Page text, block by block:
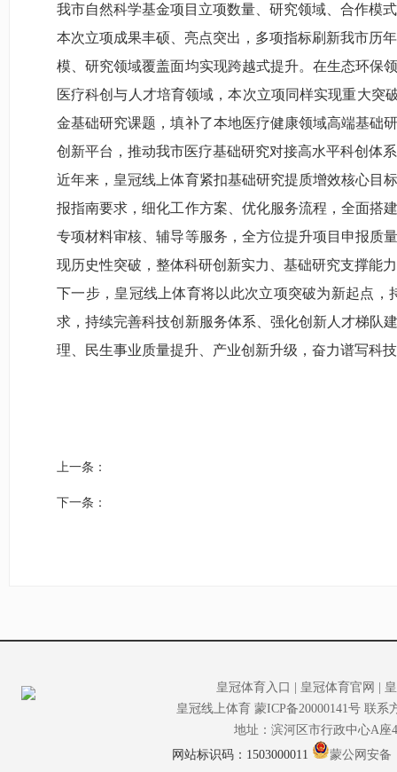
我市自然科学基金项目立项数量、研究领域、合作模
本次立项成果丰硕、亮点突出，多项指标刷新我市历
模、研究领域覆盖面均实现跨越式提升。在生态环保
医疗科创与人才培育领域，本次立项同样实现重大
金基础研究课题，填补了本地医疗健康领域高端基础
创新平台，推动我市医疗基础研究对接高水平科创体
近年来，皇冠线上体育紧扣基础研究提质增效核心目
报指南要求，细化工作方案、优化服务流程，全面搭
专项材料审核、辅导等服务，全方位提升项目申报质
现历史性突破，整体科研创新实力、基础研究支撑能
下一步，皇冠线上体育将以此次立项突破为新起点
求，持续完善科技创新服务体系、强化创新人才梯队
理、民生事业质量提升、产业创新升级，奋力谱写科
上一条：
下一条：
皇冠体育入口 皇冠体育官网
皇冠线上体育 蒙ICP备20000141号 联系
地址：滨河区市行政中心A座
网站标识码：1503000011
蒙公网安备